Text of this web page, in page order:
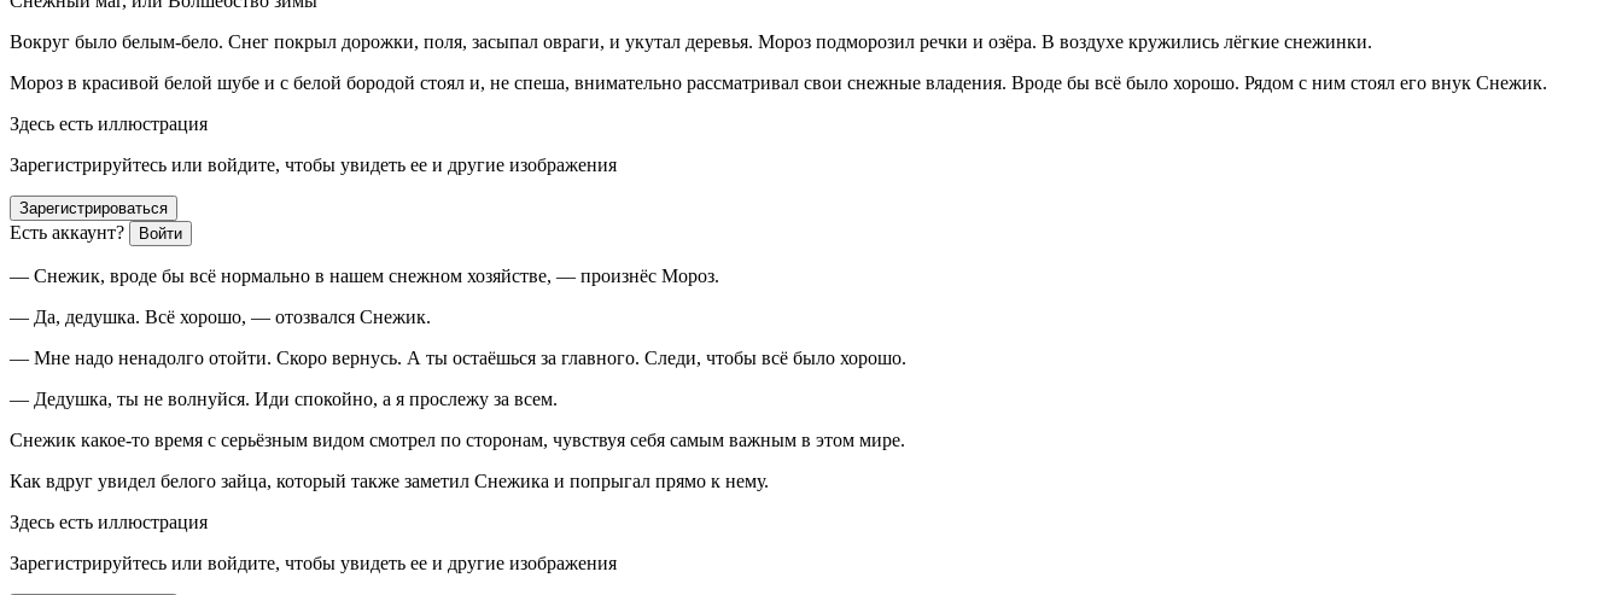
Вокруг было белым-бело. Снег покрыл дорожки, поля, засыпал овраги, и укутал деревья. Мороз подморозил речки и озёра. В воздухе кружились лёгкие снежинки.
Мороз в красивой белой шубе и с белой бородой стоял и, не спеша, внимательно рассматривал свои снежные владения. Вроде бы всё было хорошо. Рядом с ним стоял его внук Снежик.
Здесь есть иллюстрация
Зарегистрируйтесь или войдите, чтобы увидеть ее и другие изображения
Зарегистрироваться
Есть аккаунт? Войти
— Снежик, вроде бы всё нормально в нашем снежном хозяйстве, — произнёс Мороз.
— Да, дедушка. Всё хорошо, — отозвался Снежик.
— Мне надо ненадолго отойти. Скоро вернусь. А ты остаёшься за главного. Следи, чтобы всё было хорошо.
— Дедушка, ты не волнуйся. Иди спокойно, а я прослежу за всем.
Снежик какое-то время с серьёзным видом смотрел по сторонам, чувствуя себя самым важным в этом мире.
Как вдруг увидел белого зайца, который также заметил Снежика и попрыгал прямо к нему.
Здесь есть иллюстрация
Зарегистрируйтесь или войдите, чтобы увидеть ее и другие изображения